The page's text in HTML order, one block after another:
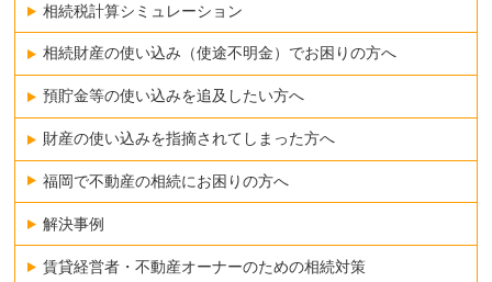
相続税計算シミュレーション
相続財産の使い込み（使途不明金）でお困りの方へ
預貯金等の使い込みを追及したい方へ
財産の使い込みを指摘されてしまった方へ
福岡で不動産の相続にお困りの方へ
解決事例
賃貸経営者・不動産オーナーのための相続対策